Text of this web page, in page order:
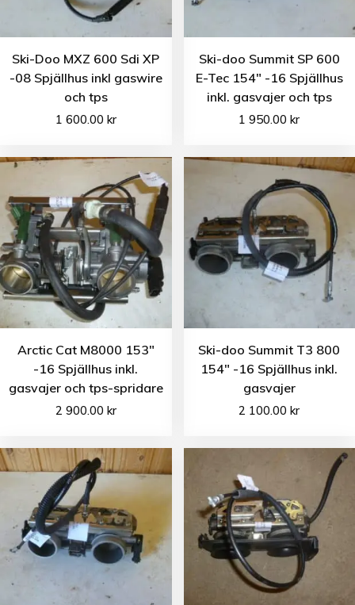
Ski-Doo MXZ 600 Sdi XP
-08 Spjällhus inkl gaswire
och tps
1 600.00 kr
Ski-doo Summit SP 600
E-Tec 154″ -16 Spjällhus
inkl. gasvajer och tps
1 950.00kr
Arctic Cat M8000 153″
-16 Spjällhus inkl.
gasvajer och tps-spridare
2 900.00 kr
Ski-doo Summit T3 800
154″ -16 Spjällhus inkl.
gasvajer
2 100.00kr